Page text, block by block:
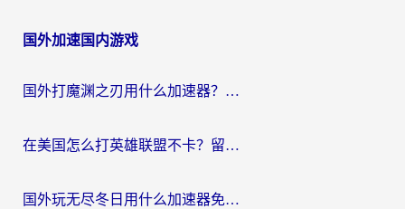
导
国外加速国内游戏
国外打魔渊之刃用什么加速器？2026海外玩家国服游戏加速全攻略（附闪耀暖暖&复苏的魔女避坑指南）
在美国怎么打英雄联盟不卡？留学生亲测的国服游戏加速全攻略
国外玩无尽冬日用什么加速器免费？海外党国服游戏加速避坑指南